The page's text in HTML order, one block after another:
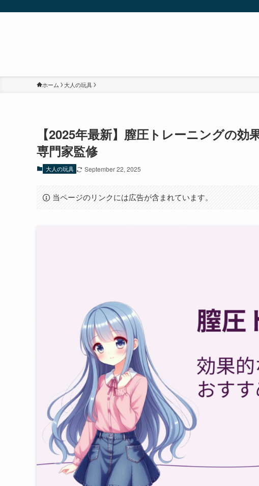
ホーム 大人の玩具
【2025年最新】膣圧トレーニングの
専門家監修
大人の玩具 September 22, 2025
当ページのリンクには広告が含まれています。